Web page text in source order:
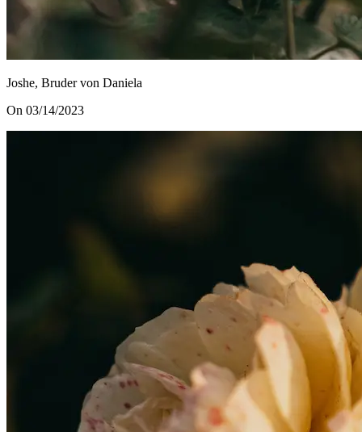
Joshe, Bruder von Daniela
On 03/14/2023